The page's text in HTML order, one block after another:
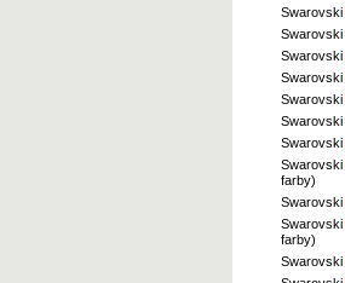
Swarovski
Swarovski
Swarovski
Swarovski
Swarovski
Swarovski
Swarovski
Swarovski
farby)
Swarovski
Swarovski
farby)
Swarovski